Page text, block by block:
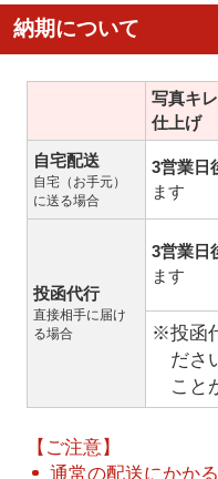
納期について
写真キ
仕上げ
自宅配送
自宅（お手元）
に送る場合
3営業日
ます
投函代行
直接相手に届け
る場合
3営業日
ます
※投函
ださ
こと
【ご注意】
通常の配送にかか